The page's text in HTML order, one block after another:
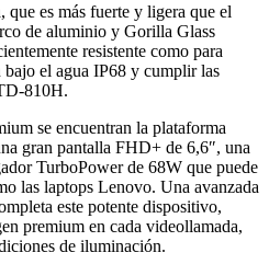
es más fuerte y ligera que el
de aluminio y Gorilla Glass
resistente como para
el agua IP68 y cumplir las
810H.
se encuentran la plataforma
gran pantalla FHD+ de 6,6″, una
TurboPower de 68W que puede
las laptops Lenovo. Una avanzada
este potente dispositivo,
premium en cada videollamada,
de iluminación.